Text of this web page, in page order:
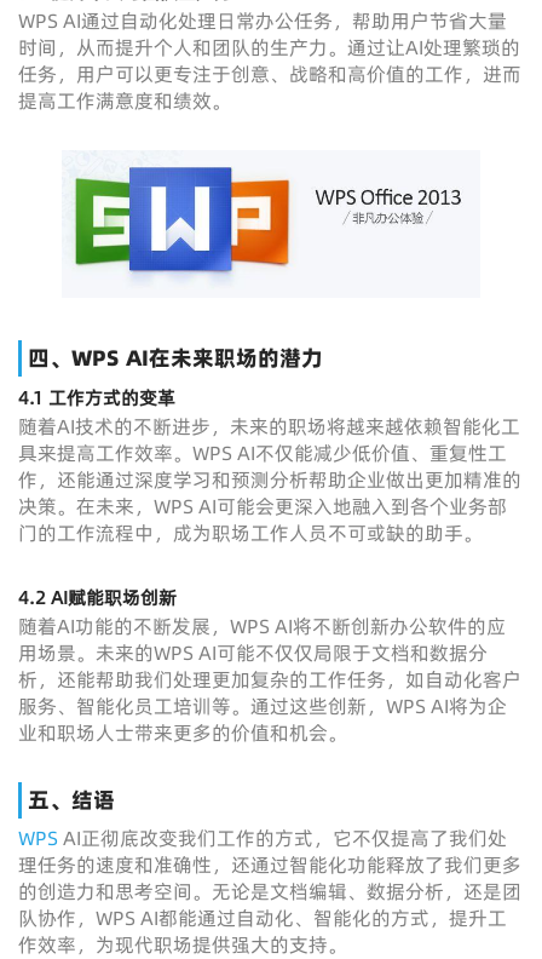
WPS AI通过自动化处理日常办公任务，帮助用户节省大量
时间，从而提升个人和团队的生产力。通过让AI处理繁琐的
任务，用户可以更专注于创意、战略和高价值的工作，进而
提高工作满意度和绩效。
四、WPS AI在未来职场的潜力
4.1 工作方式的变革
随着AI技术的不断进步，未来的职场将越来越依赖智能化工
具来提高工作效率。WPS AI不仅能减少低价值、重复性工
作，还能通过深度学习和预测分析帮助企业做出更加精准的
决策。在未来，WPS AI可能会更深入地融入到各个业务部
门的工作流程中，成为职场工作人员不可或缺的助手。
4.2AI赋能职场创新
随着AI功能的不断发展，WPS AI将不断创新办公软件的应
用场景。未来的WPS AI可能不仅仅局限于文档和数据分
析，还能帮助我们处理更加复杂的工作任务，如自动化客户
服务、智能化员工培训等。通过这些创新，WPS AI将为企
业和职场人士带来更多的价值和机会。
五、结语
WPS AI正彻底改变我们工作的方式，它不仅提高了我们处
理任务的速度和准确性，还通过智能化功能释放了我们更多
的创造力和思考空间。无论是文档编辑、数据分析，还是团
队协作，WPS AI都能通过自动化、智能化的方式，提升工
作效率，为现代职场提供强大的支持。